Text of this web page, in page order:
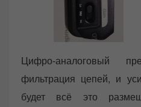
Цифро-аналоговый
фильтрация цепей, и
будет всё это